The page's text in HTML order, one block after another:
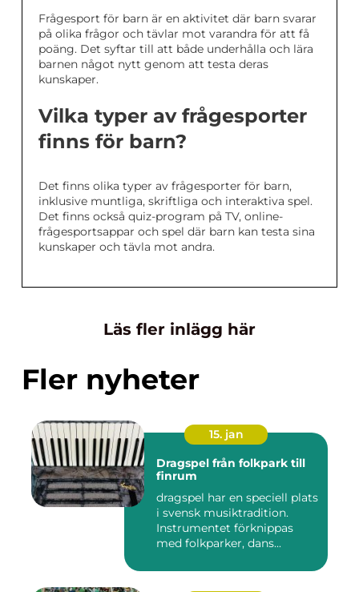
Frågesport för barn är en aktivitet där barn svarar
på olika frågor och tävlar mot varandra för att få
poäng. Det syftar till att både underhålla och lära
barnen något nytt genom att testa deras
kunskaper.
Vilka typer av frågesporter
finns för barn?
Det finns olika typer av frågesporter för barn,
inklusive muntliga, skriftliga och interaktiva spel.
Det finns också quiz-program på TV, online-
frågesportsappar och spel där barn kan testa sina
kunskaper och tävla mot andra.
Läs fler inlägg här
Fler nyheter
15. jan
Dragspel från folkpark till
finrum
dragspel har en speciell plats
i svensk musiktradition.
Instrumentet förknippas
med folkparker, dans...